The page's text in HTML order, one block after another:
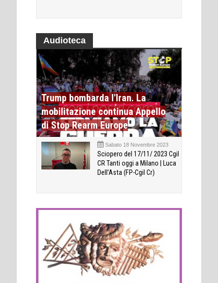
Audioteca
Trump bombarda l'Iran. La
mobilitazione continua Appello
di Stop Rearm Europe
Sabato 18 Novembre 2023
Sciopero del 17/11/ 2023 Cgil
CR Tanti oggi a Milano | Luca
Dell’Asta (FP-Cgil Cr)